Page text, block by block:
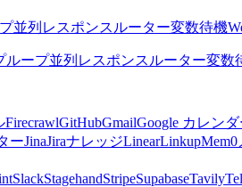
並列 レスポンス ルーター変数待機
ループ並列 レスポンス ルーター変数
FirecrawlGitHubGmailGoogle カレンダ
ーJinaJiraナレッジLinearLinkupMem0
SlackStagehandStripeSupabaseTavily